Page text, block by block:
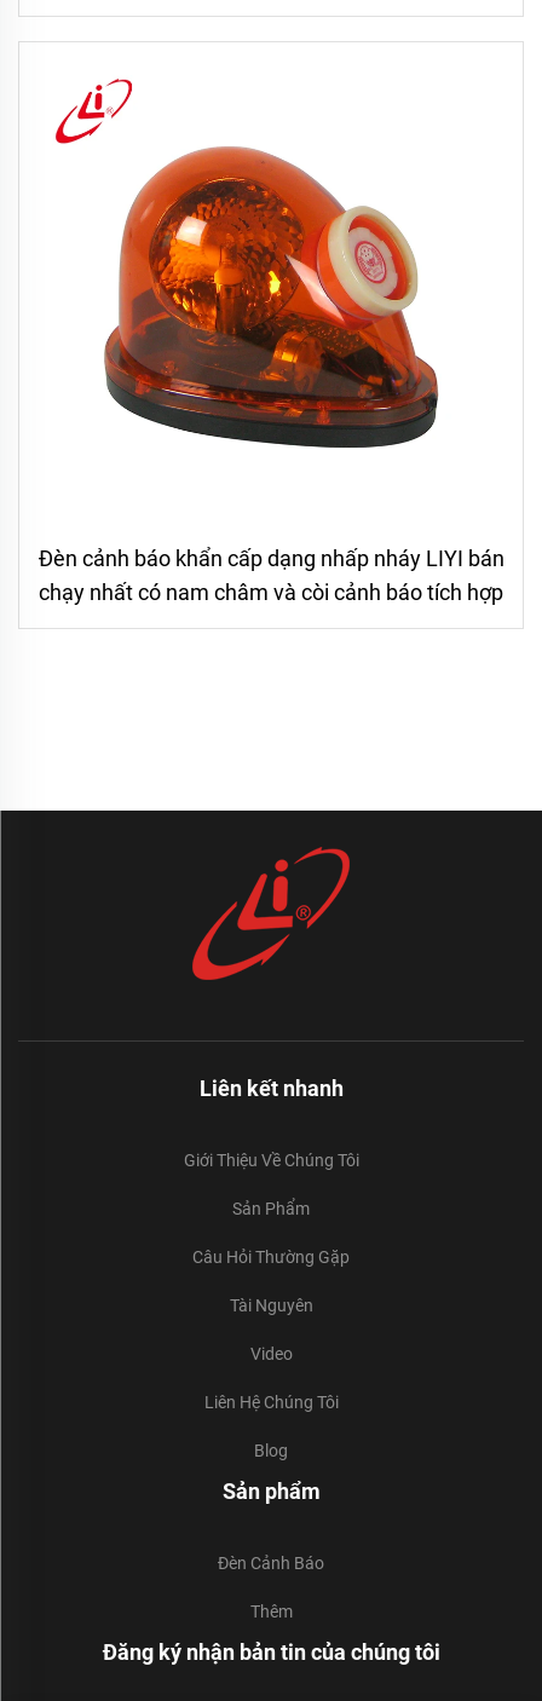
xanh dương, trắng, hổ phách và xanh lá
Đèn cảnh báo khẩn cấp dạng nhấp nháy LIYI bán
chạy nhất có nam châm và còi cảnh báo tích hợp
Liên kết nhanh
Giới Thiệu Về Chúng Tôi
Sản Phẩm
Câu Hỏi Thường Gặp
Tài Nguyên
Video
Liên Hệ Chúng Tôi
Blog
Sản phẩm
Đèn Cảnh Báo
Thêm
Đăng ký nhận bản tin của chúng tôi